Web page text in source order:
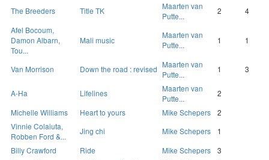
The Breeders Title TK
Maarten van
Putte...
2
4
Afel Bocoum,
Damon Albarn,
Tou...
Mali music
Maarten van
Putte...
1 1
Van Morrison Down the road : revised Maarten van
Putte...
1 3
A-Ha Lifelines
Maarten van
Putte...
2
Michelle Williams
Heart to yours Mike Schepers
2
Vinnie Colaiuta,
Robben Ford &...
Jing chi Mike Schepers
1
Billy Crawford
Ride Mike Schepers
3